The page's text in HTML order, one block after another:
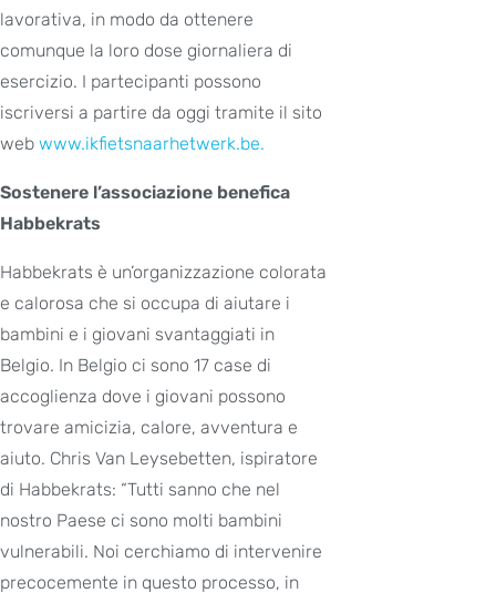
lavorativa, in modo da ottenere
comunque la loro dose giornaliera di
esercizio. I partecipanti possono
iscriversi a partire da oggi tramite il sito
web www.ikfietsnaarhetwerk.be.
Sostenere l’associazione benefica
Habbekrats
Habbekrats è un’organizzazione colorata
e calorosa che si occupa di aiutare i
bambini e i giovani svantaggiati in
Belgio. In Belgio ci sono 17 case di
accoglienza dove i giovani possono
trovare amicizia, calore, avventura e
aiuto. Chris Van Leysebetten, ispiratore
di Habbekrats: “Tutti sanno che nel
nostro Paese ci sono molti bambini
vulnerabili. Noi cerchiamo di intervenire
precocemente in questo processo, in